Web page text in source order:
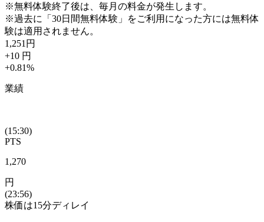
※無料体験終了後は、毎月の料金が発生します。
※過去に「30日間無料体験」をご利用になった方には無料体
験は適用されません。
1,251 円
+10 円
+0.81%
業績
(15:30)
PTS
1,270
円
(23:56)
株価は15分ディレイ